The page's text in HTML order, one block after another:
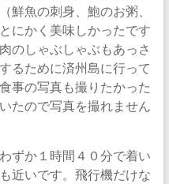
鮮魚の刺身、鮑のお粥、
にかく美味しかったです
のしゃぶしゃぶもあっさ
るために済州島に行って
事の写真も撮りたかった
たので写真を撮れません
ずか１時間４０分で着い
近いです。飛行機だけな